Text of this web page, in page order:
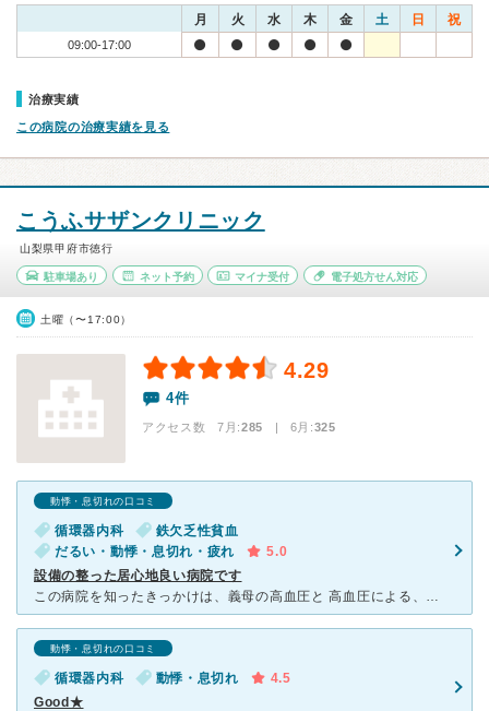
月 火 水 木 金 土 日 祝
09:00-17:00
治療実績
この病院の治療実績を見る
こうふサザンクリニック
山梨県甲府市徳行
駐車場あり ネット予約 マイナ受付 電子処方せん対応
土曜（〜17:00）
4.29
4件
アクセス数 7月:285 | 6月:325
動悸・息切れの口コミ
循環器内科
鉄欠乏性貧血
だるい・動悸・息切れ・疲れ
5.0
設備の整った居心地良い病院です
この病院を知ったきっかけは、義母の高血圧と 高血圧による、下肢閉塞性動脈硬化の治療のため、 かかりつけ医を変えたくてネットで良い循環器内科はないかと探した事です。 最初はエコーなど、設備の一
動悸・息切れの口コミ
循環器内科 動悸・息切れ
4.5
Good★